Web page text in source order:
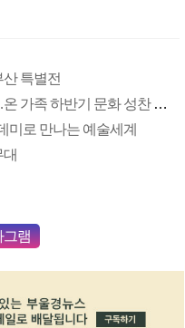
산 특별전
손열음부터 뮤지컬 ‘긴긴밤’까지…온 가족 하반기 문화 성찬 즐겨요
로 만나는 예술세계
그램